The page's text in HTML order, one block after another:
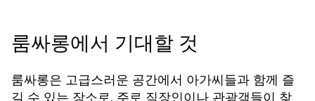
룸싸롱에서 기대할 것
룸싸롱은 고급스러운 공간에서 아가씨들과 함께 즐
길 수 있는 장소로, 주로 직장인이나 관광객들이 찾